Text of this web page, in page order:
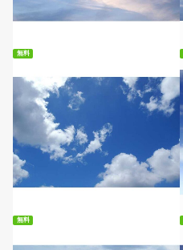
無料ダウンロード
無料
無料ダウンロード
無料